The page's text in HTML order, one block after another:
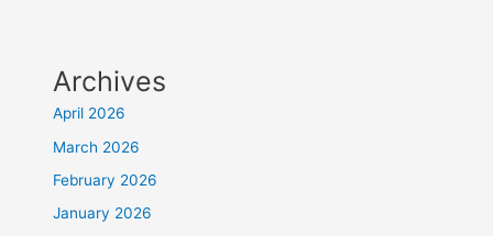
Archives
April 2026
March 2026
February 2026
January 2026